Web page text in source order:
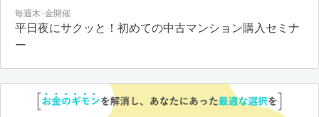
毎週木･金開催
平日夜にサクッと！初めての中古マンション購入セミナ
ー